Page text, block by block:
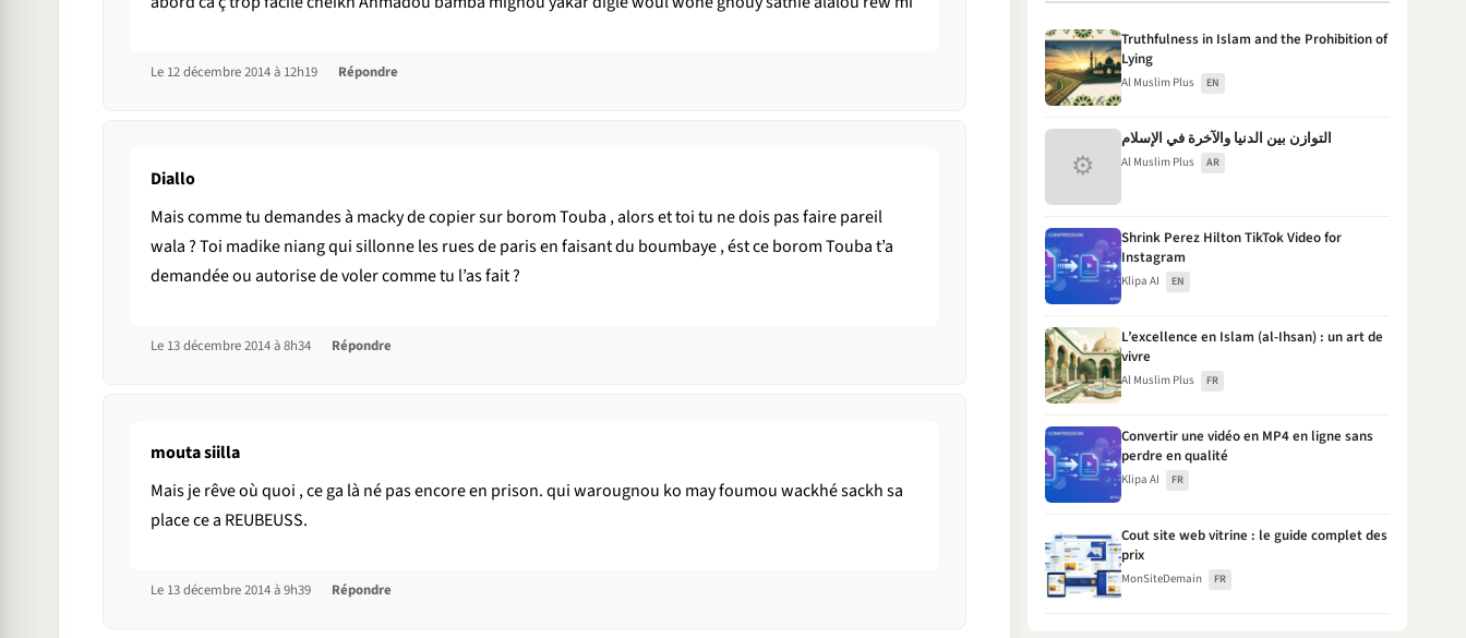
Le 12 décembre 2014 à 12h19 Répondre
Diallo
Mais comme tu demandes à macky de copier sur borom Touba , alors et toi tu ne dois pas faire pareil
wala ? Toi madike niang qui sillonne les rues de paris en faisant du boumbaye , ést ce borom Touba t’a
demandée ou autorise de voler comme tu l’as fait ?
Le 13 décembre 2014 à 8h34 Répondre
mouta siilla
Mais je rêve où quoi , ce ga là né pas encore en prison. qui warougnou ko may foumou wackhé sackh sa
place ce a REUBEUSS.
Le 13 décembre 2014 à 9h39 Répondre
Truthfulness in Islam and the Prohibition of
Lying
Al Muslim Plus EN
⚙
التوازن بين الدنيا والآخرة في الإسلام
Al Muslim Plus AR
Shrink Perez Hilton TikTok Video for
Instagram
Klipa AI EN
L’excellence en Islam (al-Ihsan) : un art de
vivre
Al Muslim Plus FR
Convertir une vidéo en MP4 en ligne sans
perdre en qualité
Klipa AI FR
Cout site web vitrine : le guide complet des
prix
MonSiteDemain FR